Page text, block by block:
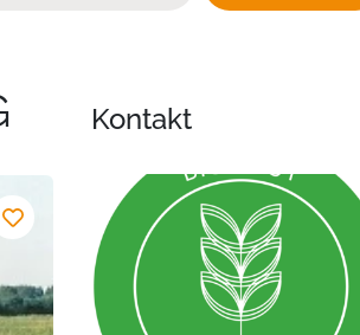
Kontakt